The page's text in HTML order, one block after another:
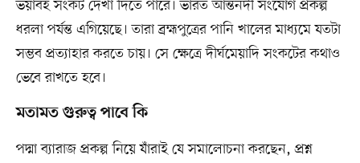
ভয়াবহ সংকট দেখা দিতে পারে। ভারত আন্তনদী সংযোগ প্রকল্প
ধরলা পর্যন্ত এগিয়েছে। তারা ব্রহ্মপুত্রের পানি খালের মাধ্যমে যতটা
সম্ভব প্রত্যাহার করতে চায়। সে ক্ষেত্রে দীর্ঘমেয়াদি সংকটের কথাও
ভেবে রাখতে হবে।
মতামত গুরুত্ব পাবে কি
পদ্মা ব্যারাজ প্রকল্প নিয়ে যাঁরাই যে সমালোচনা করছেন, প্রশ্ন